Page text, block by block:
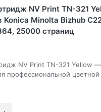
NV Print TN-321
Konica Minolta Bizhub
25000 страниц
NV Print TN-321 Yellow
профессиональной цветной